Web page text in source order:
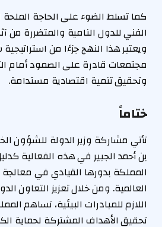
كما تسلط الضوء على الحاجة الملحة
الفني للدول النامية والمتضررة من
ويعتبر هذا النهج جزءًا من
مجتمعات قادرة على الصمود أمام
وتحقيق تنمية اقتصادية مستدامة.
ختاماً
تأتي مشاركة وزير الدولة للشؤون
بن أحمد الجبير في هذه الفعالية
المملكة بدورها القيادي في معالجة
العالمية. ومن خلال تعزيز التعاون
اللازم للمبادرات البيئية، تساهم
تحقيق الأهداف المشتركة لحماية